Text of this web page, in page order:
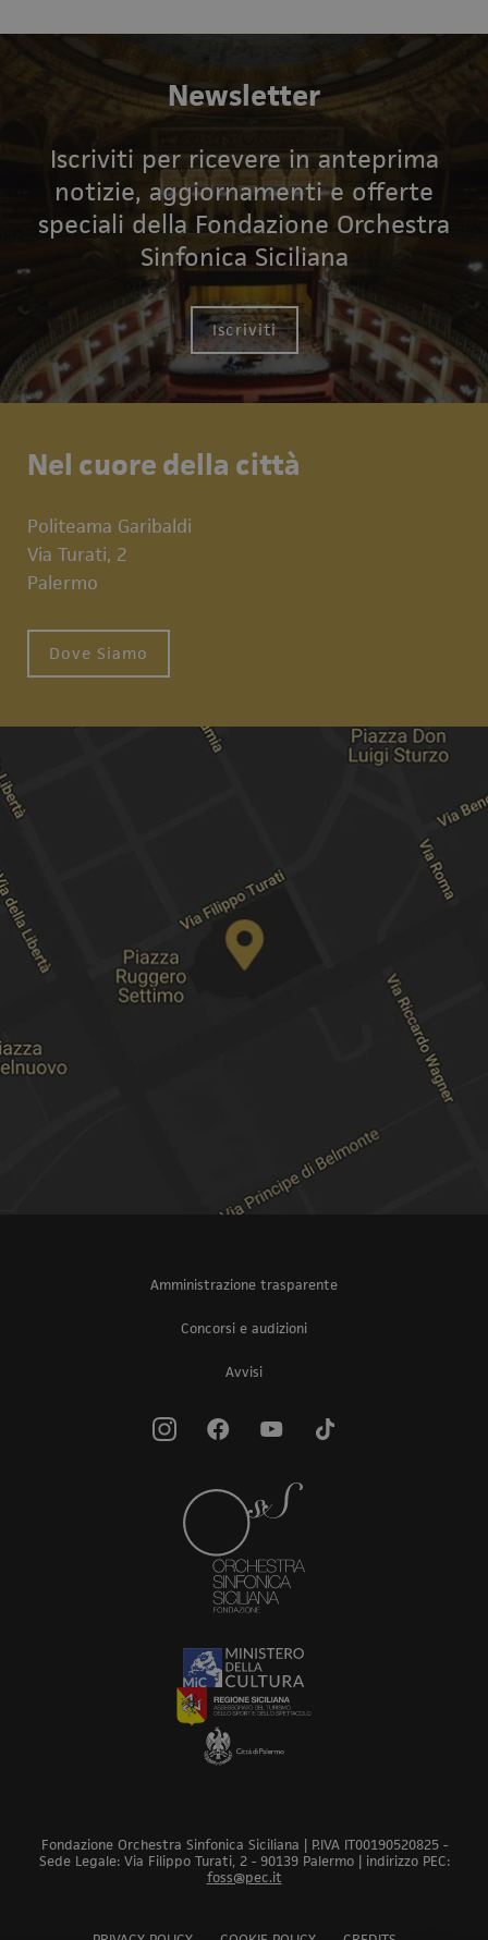
Newsletter
Iscriviti per ricevere in anteprima
notizie, aggiornamenti e offerte
speciali della Fondazione Orchestra
Sinfonica Siciliana
Iscriviti
Nel cuore della città
Politeama Garibaldi
Via Turati, 2
Palermo
Dove Siamo
Amministrazione trasparente
Concorsi e audizioni
Avvisi
Fondazione Orchestra Sinfonica Siciliana | P.IVA IT00190520825 -
Sede Legale: Via Filippo Turati, 2 - 90139 Palermo | indirizzo PEC:
foss@pec.it